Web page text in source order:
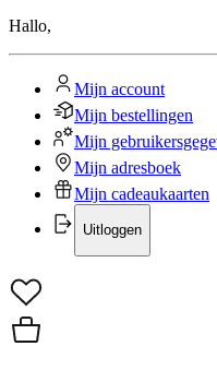
Hallo,
Mijn account
Mijn bestellingen
Mijn
Mijn adresboek
Mijn cadeaukaarten
Uitloggen